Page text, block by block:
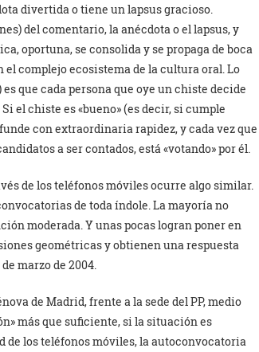
divertida o tiene un lapsus gracioso.
del comentario, la anécdota o el lapsus, y
oportuna, se consolida y se propaga de boca
complejo ecosistema de la cultura oral. Lo
que cada persona que oye un chiste decide
el chiste es «bueno» (es decir, si cumple
con extraordinaria rapidez, y cada vez que
a ser contados, está «votando» por él.
de los teléfonos móviles ocurre algo similar.
de toda índole. La mayoría no
moderada. Y unas pocas logran poner en
geométricas y obtienen una respuesta
marzo de 2004.
de Madrid, frente a la sede del PP, medio
más que suficiente, si la situación es
los teléfonos móviles, la autoconvocatoria